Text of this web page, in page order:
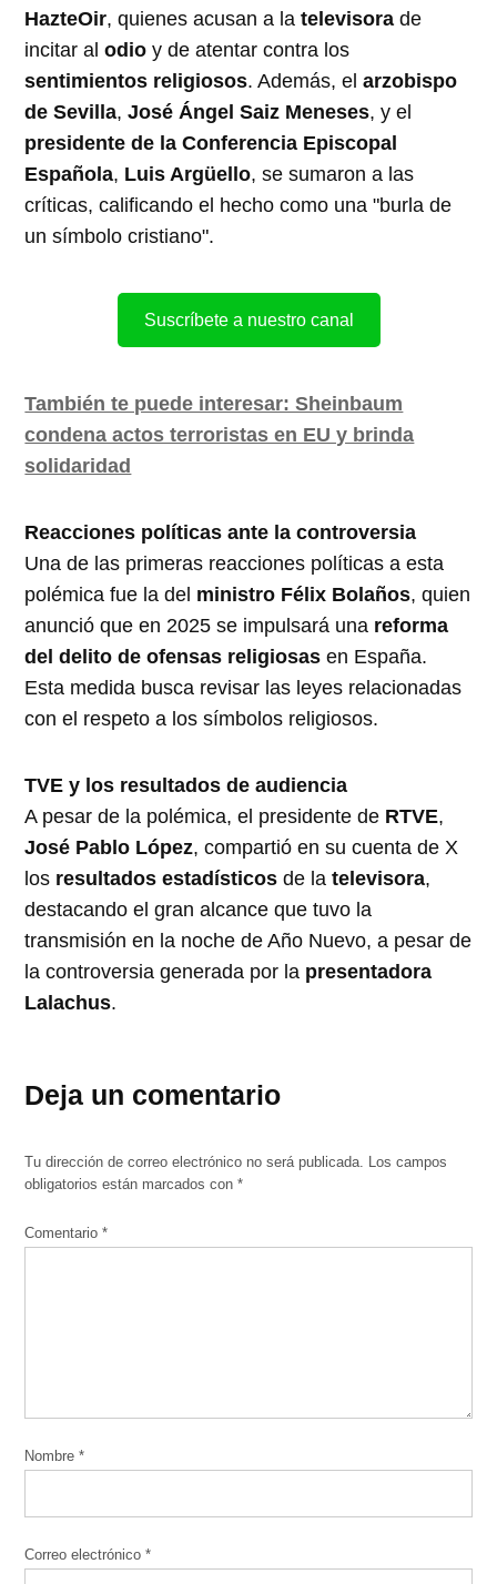
HazteOir, quienes acusan a latelevisora de
incitar alodio y de atentar contra los
sentimientos religiosos. Además, elarzobispo
de Sevilla,José Ángel Saiz Meneses, y el
presidente de la Conferencia Episcopal
Española, Luis Argüello, se sumaron a las
críticas, calificando el hecho como una "burla de
un símbolo cristiano".
Suscríbete a nuestro canal
También te puede interesar: Sheinbaum
condena actos terroristas en EU y brinda
solidaridad
Reacciones políticas ante la controversia
Una de las primeras reacciones políticas a esta
polémica fue la del ministro Félix Bolaños, quien
anunció que en 2025 se impulsará una reforma
del delito de ofensas religiosas en España.
Esta medida busca revisar las leyes relacionadas
con el respeto a los símbolos religiosos.
TVE y los resultados de audiencia
A pesar de la polémica, el presidente de RTVE,
José Pablo López, compartió en su cuenta de X
los resultados estadísticos de latelevisora,
destacando el gran alcance que tuvo la
transmisión en la noche de Año Nuevo, a pesar de
la controversia generada por la presentadora
Lalachus.
Deja un comentario
Tu dirección de correo electrónico no será publicada. Los campos
obligatorios están marcados con*
Comentario*
Nombre*
Correo electrónico*